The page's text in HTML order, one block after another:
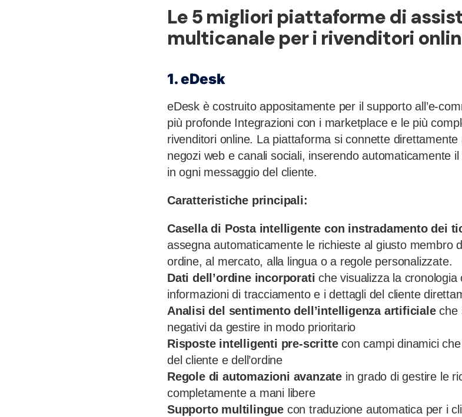
Le 5 migliori piattaforme di
multicanale per i rivenditori
1. eDesk
eDesk è costruito appositamente per il supporto all’e-
più profonde Integrazioni con i marketplace e le più
rivenditori online. La piattaforma si connette
negozi web e canali sociali, inserendo automaticamente
in ogni messaggio del cliente.
Caratteristiche principali:
Casella di Posta intelligente con instradamento dei
assegna automaticamente le richieste al giusto membro
ordine, al mercato, alla lingua o a regole personalizzate.
Dati dell’ordine incorporati che visualizza la cronologia
informazioni di tracciamento e i dettagli del cliente
Analisi del sentimento dell’intelligenza artificialeche
negativi da gestire in modo prioritario
Risposte intelligenti pre-scrittecon campi dinamici
del cliente e dell’ordine
Regole di automazioni avanzate in grado di gestire le
completamente a mani libere
Supporto multilingue con traduzione automatica per i